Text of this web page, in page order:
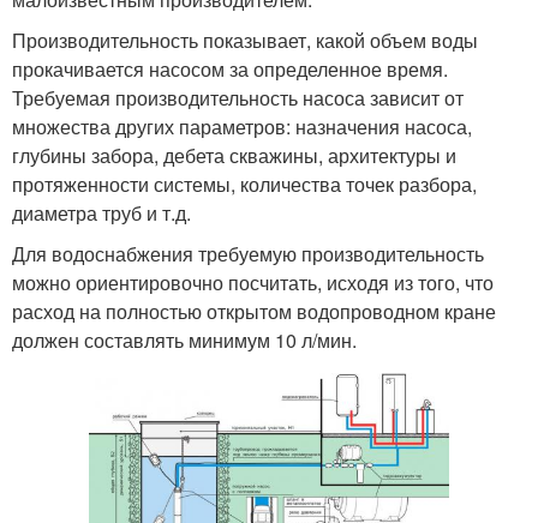
Производительность показывает, какой объем воды
прокачивается насосом за определенное время.
Требуемая производительность насоса зависит от
множества других параметров: назначения насоса,
глубины забора, дебета скважины, архитектуры и
протяженности системы, количества точек разбора,
диаметра труб и т.д.
Для водоснабжения требуемую производительность
можно ориентировочно посчитать, исходя из того, что
расход на полностью открытом водопроводном кране
должен составлять минимум 10 л/мин.